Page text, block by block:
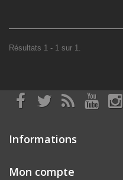
Résultats 1 - 1 sur 1.
Informations
Mon compte